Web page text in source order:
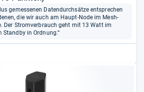
gemessenen Datendurchsätze entsprechen
die wir auch am Haupt-Node im Mesh-
Der Stromverbrauch geht mit 13 Watt im
Standby in Ordnung.“